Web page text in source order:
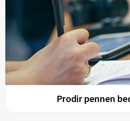
Prodir pennen